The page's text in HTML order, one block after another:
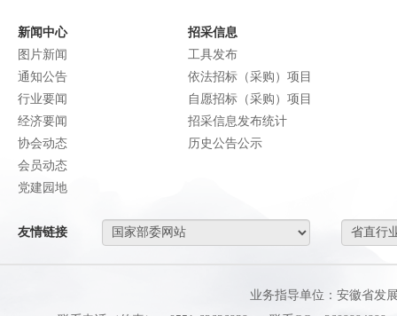
新闻中心
图片新闻
通知公告
行业要闻
经济要闻
协会动态
会员动态
党建园地
招采信息
工具发布
依法招标（采购）项目
自愿招标（采购）项目
招采信息发布统计
历史公告公示
友情链接
业务指导单位：安徽省发